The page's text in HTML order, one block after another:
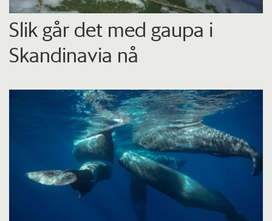
Slik går det med gaupa i
Skandinavia nå